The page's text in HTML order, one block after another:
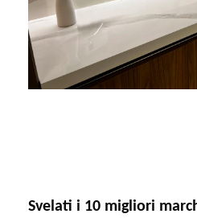
Svelati i 10 migliori